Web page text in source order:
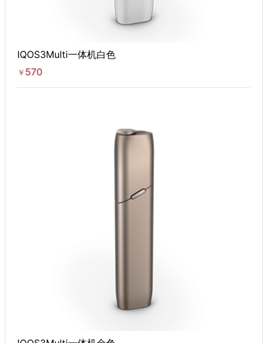
IQOS3Multi一体机白色
￥ 570